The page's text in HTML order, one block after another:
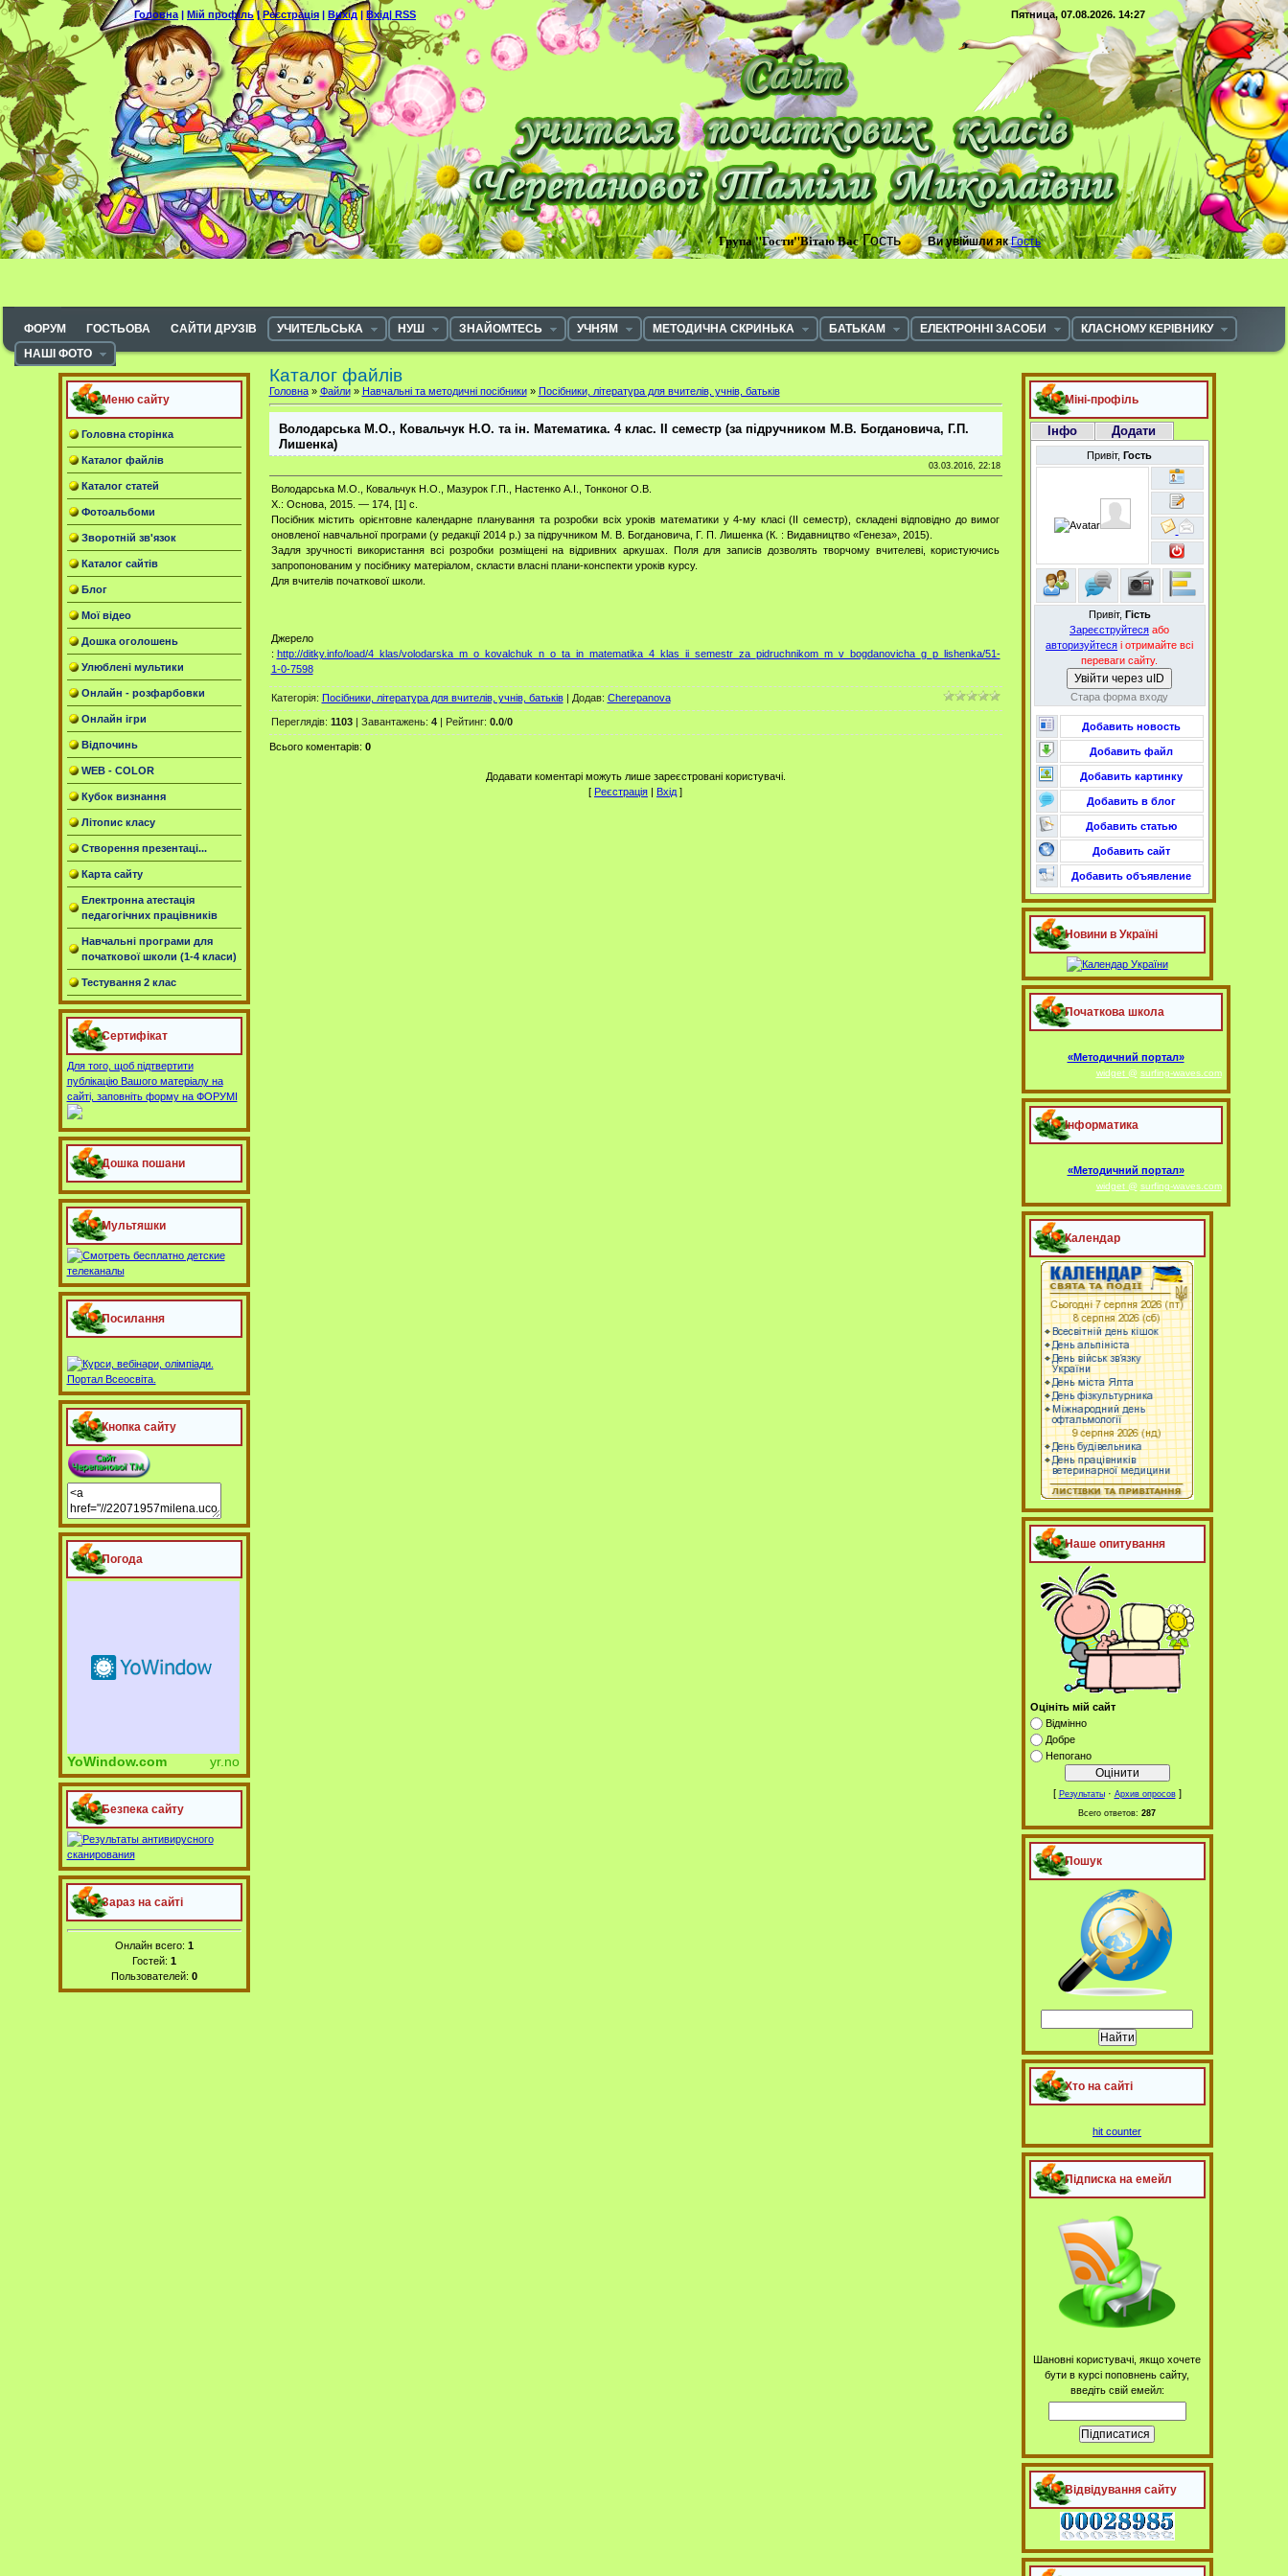
Головна | Мій профіль|Реєстрація | Вихід |Вхід| RSS Пятница, 07.08.2026. 14:27
Група "Гости"Вітаю ВасГость Ви увійшли як Гость
ФОРУМ ГОСТЬОВА САЙТИ ДРУЗІВ УЧИТЕЛЬСЬКА НУШ ЗНАЙОМТЕСЬ УЧНЯМ МЕТОДИЧНА СКРИНЬКА БАТЬКАМ ЕЛЕКТРОННІ ЗАСОБИ
КЛАСНОМУ КЕРІВНИКУ
НАШІ ФОТО
Меню сайту
Головна сторінка
Каталог файлів
Каталог статей
Фотоальбоми
Зворотній зв'язок
Каталог сайтів
Блог
Мої відео
Дошка оголошень
Улюблені мультики
Онлайн - розфарбовки
Онлайн ігри
Відпочинь
WEB - COLOR
Кубок визнання
Літопис класу
Створення презентаці...
Карта сайту
Електронна атестація
педагогічних працівників
Навчальні програми для
початкової школи (1-4 класи)
Тестування 2 клас
Сертифікат
Для того, щоб підтвертити
публікацію Вашого матеріалу на
сайті, заповніть форму на ФОРУМІ
Дошка пошани
Мультяшки
Посилання
Кнопка сайту
Погода
YoWindow.com yr.no
Безпека сайту
Зараз на сайті
Онлайн всего: 1
Гостей: 1
Пользователей: 0
Каталог файлів
Головна» Файли» Навчальні та методичні посібники» Посібники, література для вчителів, учнів, батьків
Володарська М.О., Ковальчук Н.О. та ін. Математика. 4 клас. ІІ семестр (за підручником М.В. Богдановича, Г.П.
Лишенка)
03.03.2016, 22:18
Володарська М.О., Ковальчук Н.О., Мазурок Г.П., Настенко А.І., Тонконог О.В.
Х.: Основа, 2015. — 174, [1] с.
Посібник містить орієнтовне календарне планування та розробки всіх уроків математики у 4-му класі (ІI семестр), складені відповідно до вимог
оновленої навчальної програми (у редакції 2014 р.) за підручником М. В. Богдановича, Г. П. Лишенка (К. : Видавництво «Генеза», 2015).
Задля зручності використання всі розробки розміщені на відривних аркушах. Поля для записів дозволять творчому вчителеві, користуючись
запропонованим у посібнику матеріалом, скласти власні плани-конспекти уроків курсу.
Для вчителів початкової школи.
Джерело
: http://ditky.info/load/4_klas/volodarska_m_o_kovalchuk_n_o_ta_in_matematika_4_klas_ii_semestr_za_pidruchnikom_m_v_bogdanovicha_g_p_lishenka/51-
1-0-7598
Категорія: Посібники, література для вчителів, учнів, батьків| Додав: Cherepanova
Переглядів: 1103| Завантажень: 4| Рейтинг: 0.0/0
Всього коментарів: 0
Додавати коментарі можуть лише зареєстровані користувачі.
[ Реєстрація | Вхід ]
Міні-профіль
Інфо Додати
Привіт, Гость
Привіт, Гість
Зареєструйтеся або
авторизуйтеся і отримайте всі
переваги сайту.
Увійти через uID
Стара форма входу
Добавить новость
Добавить файл
Добавить картинку
Добавить в блог
Добавить статью
Добавить сайт
Добавить объявление
Новини в Україні
Початкова школа
«Методичний портал»
widget @ surfing-waves.com
Інформатика
«Методичний портал»
widget @ surfing-waves.com
Календар
Наше опитування
Оцініть мій сайт
Відмінно
Добре
Непогано
[ Результаты· Архив опросов]
Всего ответов: 287
Пошук
Хто на сайті
hit counter
Підписка на емейл
Шановні користувачі, якщо хочете
бути в курсі поповнень сайту,
введіть свій емейл:
Відвідування сайту